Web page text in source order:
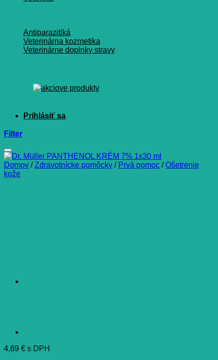
Antiparazitiká
Veterinárna kozmetika
Veterinárne doplnky stravy
Filter
Domov / Zdravotnícke pomôcky / Prvá pomoc / Ošetrenie
kože
4,69 € s DPH